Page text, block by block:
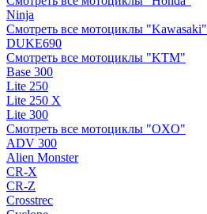
Ninja
Смотреть все мотоциклы "Kawasaki"
DUKE690
Смотреть все мотоциклы "KTM"
Base 300
Lite 250
Lite 250 X
Lite 300
Смотреть все мотоциклы "OXO"
ADV 300
Alien Monster
CR-X
CR-Z
Crosstrec